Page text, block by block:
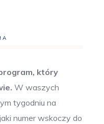
który
W waszych
tygodniu na
numer wskoczy do